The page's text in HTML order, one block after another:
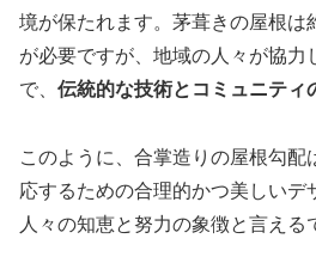
境が保たれます。茅葺きの屋根は
が必要ですが、地域の人々が協力
で、 伝統的な技術とコミュニティ
このように、合掌造りの屋根勾配
応するための合理的かつ美しいデ
人々の知恵と努力の象徴と言える